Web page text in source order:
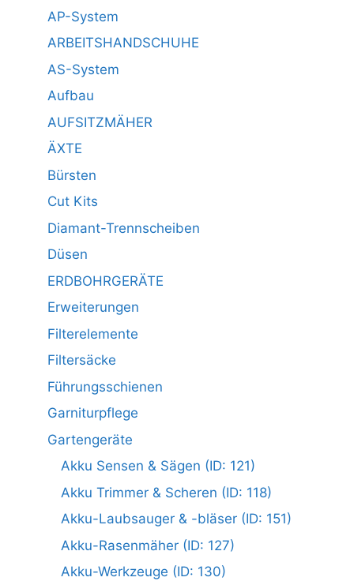
AP-System
ARBEITSHANDSCHUHE
AS-System
Aufbau
AUFSITZMÄHER
ÄXTE
Bürsten
Cut Kits
Diamant-Trennscheiben
Düsen
ERDBOHRGERÄTE
Erweiterungen
Filterelemente
Filtersäcke
Führungsschienen
Garniturpflege
Gartengeräte
Akku Sensen & Sägen (ID: 121)
Akku Trimmer & Scheren (ID: 118)
Akku-Laubsauger & -bläser (ID: 151)
Akku-Rasenmäher (ID: 127)
Akku-Werkzeuge (ID: 130)